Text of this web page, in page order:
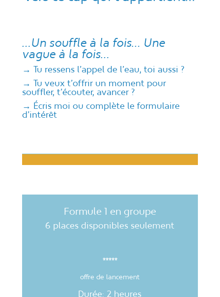
…Un souffle à la fois… Une
vague à la fois…
→ Tu ressens l’appel de l’eau, toi aussi ?
→ Tu veux t’offrir un moment pour
souffler, t’écouter, avancer ?
→ Écris moi ou complètele formulaire
d’intérêt
Formule 1 en groupe
6 places disponibles seulement
*****
offre de lancement
Durée: 2 heures